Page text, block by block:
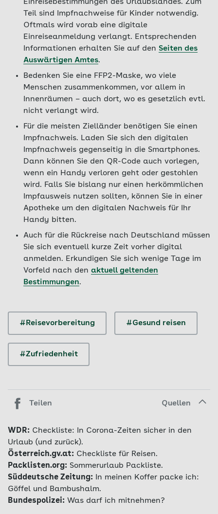
Einreisebestimmungen des Urlaubslandes. Zum
Teil sind Impfnachweise für Kinder notwendig.
Oftmals wird vorab eine digitale
Einreiseanmeldung verlangt. Entsprechenden
Informationen erhalten Sie auf den Seiten des
Auswärtigen Amtes.
Bedenken Sie eine FFP2-Maske, wo viele
Menschen zusammenkommen, vor allem in
Innenräumen – auch dort, wo es gesetzlich evtl.
nicht verlangt wird.
Für die meisten Zielländer benötigen Sie einen
Impfnachweis. Laden Sie sich den digitalen
Impfnachweis gegenseitig in die Smartphones.
Dann können Sie den QR-Code auch vorlegen,
wenn ein Handy verloren geht oder gestohlen
wird. Falls Sie bislang nur einen herkömmlichen
Impfausweis nutzen sollten, können Sie in einer
Apotheke um den digitalen Nachweis für Ihr
Handy bitten.
Auch für die Rückreise nach Deutschland müssen
Sie sich eventuell kurze Zeit vorher digital
anmelden. Erkundigen Sie sich wenige Tage im
Vorfeld nach den aktuell geltenden
Bestimmungen.
#Reisevorbereitung #Gesund reisen
#Zufriedenheit
Teilen Quellen
WDR: Checkliste: In Corona-Zeiten sicher in den
Urlaub (und zurück).
Österreich.gv.at: Checkliste für Reisen.
Packlisten.org: Sommerurlaub Packliste.
Süddeutsche Zeitung:
In meinen Koffer packe ich:
Göffel und Bambushalm.
Bundespolizei: Was darf ich mitnehmen?